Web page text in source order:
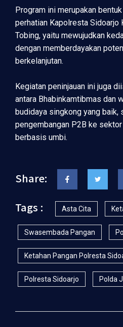
Program ini merupakan
perhatian Kapolresta Sidoarjo
Tobing, yaitu mewujudkan
dengan memberdayakan
berkelanjutan.
Kegiatan peninjauan ini juga
antara Bhabinkamtibmas dan
budidaya singkong yang baik,
pengembangan P2B ke sektor
berbasis umbi.
Share:
Tags :
Asta Cita
Swasembada Pangan
Ketahan Pangan Polresta
Polresta Sidoarjo Polda